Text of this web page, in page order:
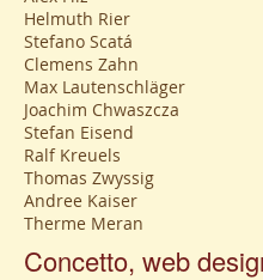
Helmuth Rier
Stefano Scatá
Clemens Zahn
Max Lautenschläger
Joachim Chwaszcza
Stefan Eisend
Ralf Kreuels
Thomas Zwyssig
Andree Kaiser
Therme Meran
Concetto, web